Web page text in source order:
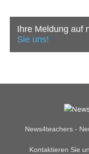
Ihre Meldung auf
Sie uns!
News4teachers -
Kontaktieren Sie